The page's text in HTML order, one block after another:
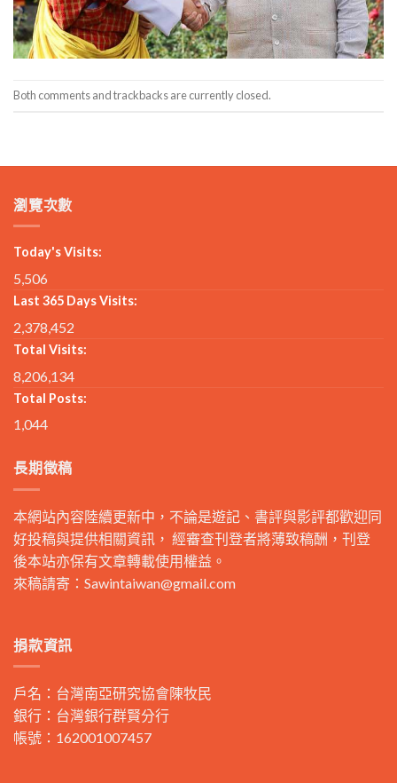
Both comments and trackbacks are currently closed.
瀏覽次數
Today's Visits:
5,506
Last 365 Days Visits:
2,378,452
Total Visits:
8,206,134
Total Posts:
1,044
長期徵稿
本網站內容陸續更新中，不論是遊記、書評與影評都歡迎同
好投稿與提供相關資訊， 經審查刊登者將薄致稿酬，刊登
後本站亦保有文章轉載使用權益。
來稿請寄： Sawintaiwan@gmail.com
捐款資訊
戶名：台灣南亞研究協會陳牧民
銀行：台灣銀行群賢分行
帳號：162001007457